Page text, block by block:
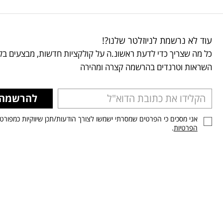
עוד לא נרשמת לניוזלטר שלנו?!
כל מה שצריך כדי לדעת ראשונ.ה על קולקציות חדשות, מבצעים
השראות וטרנדים בהרשמה קצרה ומהירה
אני מסכים כי הפרטים שמסרתי ישמשו לצורך הודעות/תכן שיווקיות
הפרטיות.